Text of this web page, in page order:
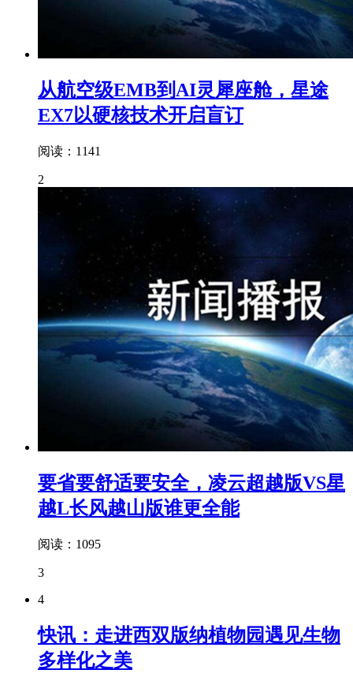
从航空级EMB到AI灵犀座舱，星途
EX7以硬核技术开启盲订
阅读：1141
2
要省要舒适要安全，凌云超越版VS星
越L长风越山版谁更全能
阅读：1095
3
4
快讯：走进西双版纳植物园遇见生物
多样化之美